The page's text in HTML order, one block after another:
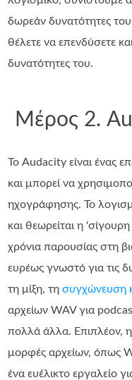
δωρεάν δυνατότητες
θέλετε να επενδύσετε
δυνατότητες του.
Μέρος 2.
Το Audacity είναι ένας
και μπορεί να
ηχογράφησης. Το
και θεωρείται η
χρόνια παρουσίας στη
ευρέως γνωστό για τις
τη μίξη, τησυγχώνευση
αρχείων WAV για
πολλά άλλα. Επιπλέον,
μορφές αρχείων, όπως
ένα ευέλικτο εργαλείο